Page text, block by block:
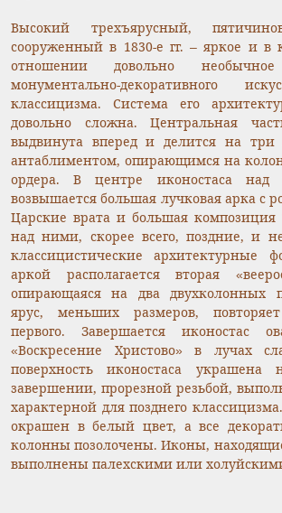
Высокий трехъярусный,
сооруженный в 1830-е гг. – яркое и в
отношении довольно необычное
монументально-декоративного
классицизма. Система его
довольно сложна. Центральная
выдвинута вперед и делится на три
антаблиментом, опирающимся на
ордера. В центре иконостаса над
возвышается большая лучковая арка с
Царские врата и большая композиция
над ними, скорее всего, поздние, и
классицистические архитектурные
аркой располагается вторая
опирающаяся на два двухколонных
ярус, меньших размеров,
первого. Завершается иконостас
«Воскресение Христово» в лучах
поверхность иконостаса
завершении, прорезной резьбой,
характерной для позднего
окрашен в белый цвет, а все
колонны позолочены. Иконы,
выполнены палехскими или